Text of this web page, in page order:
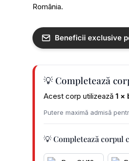
România.
Beneficii exclusive
💡 Completează
Acest corp utilizează 1 ×
Putere maximă admisă
💡 Completează corpul